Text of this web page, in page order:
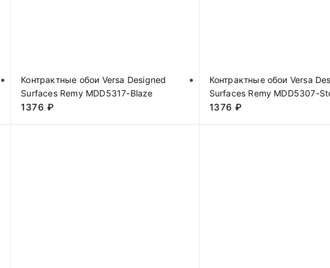
Контрактные обои Versa Designed
Surfaces Remy MDD5317-Blaze
1376 ₽
Контрактные обои Versa
Surfaces Remy MDD5307-
1376 ₽